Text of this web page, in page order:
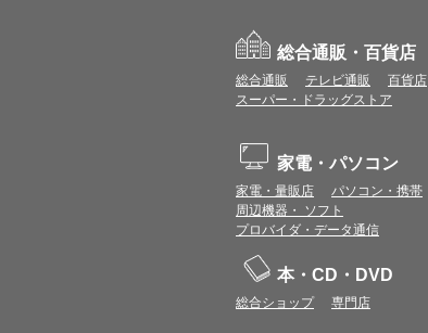
総合通販・百貨店
総合通販 テレビ通販
百貨店
スーパー・ドラッグストア
家電・パソコン
家電・量販店
パソコン・携帯
周辺機器・ ソフト
プロバイダ・データ通信
本・CD・DVD
総合ショップ 専門店